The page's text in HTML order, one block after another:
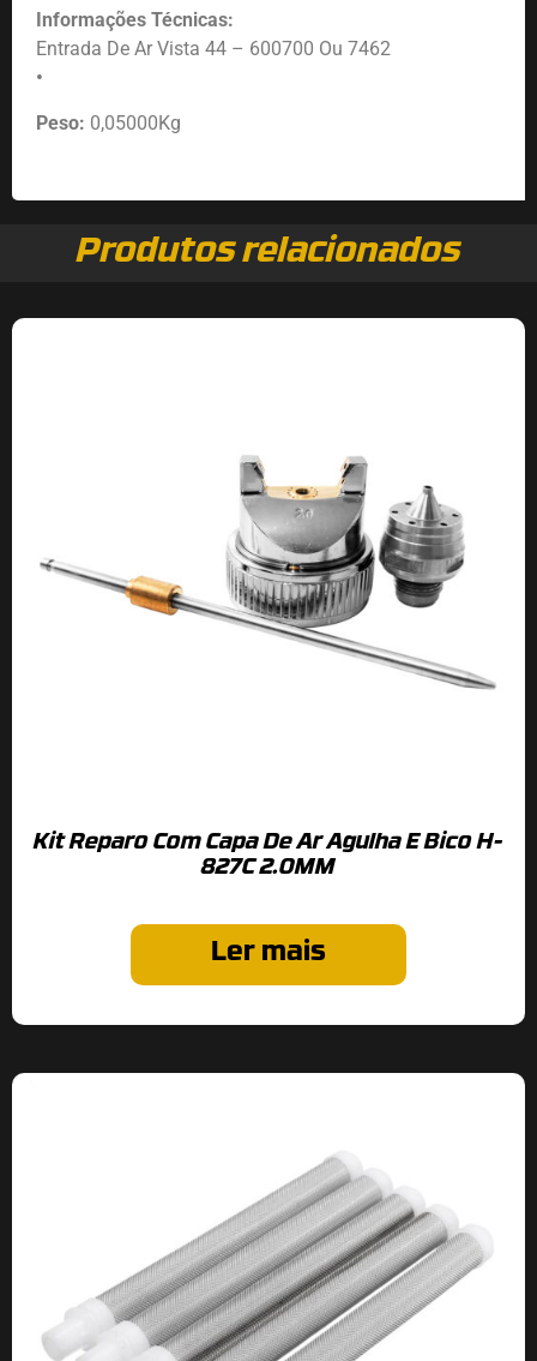
Informações Técnicas:
Entrada De Ar Vista 44 – 600700 Ou 7462
•
Peso: 0,05000Kg
Produtos relacionados
Kit Reparo Com Capa De Ar Agulha E Bico H-
827C 2.0MM
Ler mais